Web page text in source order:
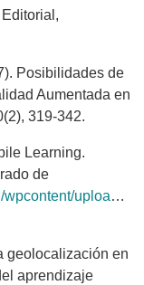
Posibilidades de
Aumentada en
319-342.
Learning.
de
04/Guia_MobLearning.pdf
geolocalización en
aprendizaje